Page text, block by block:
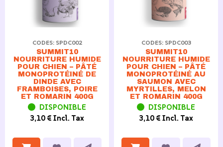
CODES: SPDC002
SUMMIT10
NOURRITURE HUMIDE
POUR CHIEN – PÂTÉ
MONOPROTÉINÉ DE
DINDE AVEC
FRAMBOISES, POIRE
ET ROMARIN 400G
DISPONIBLE
3,10 € Incl. Tax
CODES: SPDC003
SUMMIT10
NOURRITURE HUMIDE
POUR CHIEN – PÂTÉ
MONOPROTÉINÉ AU
SAUMON AVEC
MYRTILLES, MELON
ET ROMARIN 400G
DISPONIBLE
3,10 € Incl. Tax